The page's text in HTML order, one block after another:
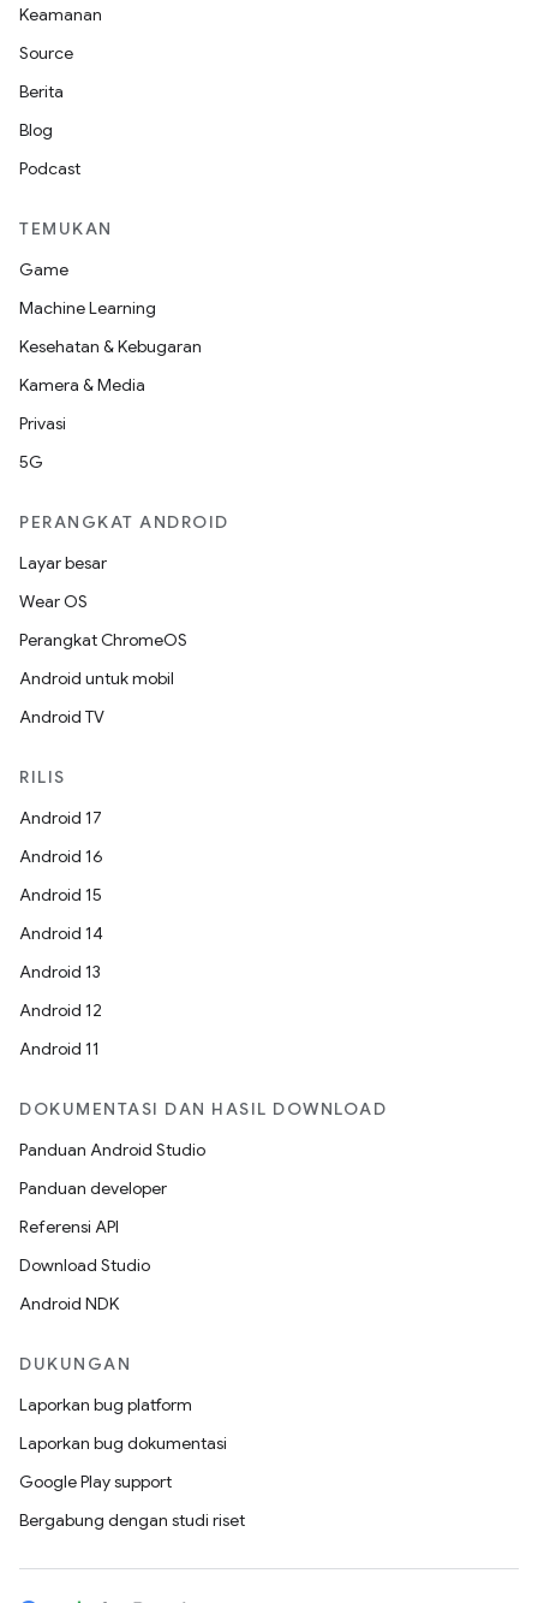
Keamanan
Source
Berita
Blog
Podcast
TEMUKAN
Game
Machine Learning
Kesehatan & Kebugaran
Kamera & Media
Privasi
5G
PERANGKAT ANDROID
Layar besar
Wear OS
Perangkat ChromeOS
Android untuk mobil
Android TV
RILIS
Android 17
Android 16
Android 15
Android 14
Android 13
Android 12
Android 11
DOKUMENTASI DAN HASIL DOWNLOAD
Panduan Android Studio
Panduan developer
Referensi API
Download Studio
Android NDK
DUKUNGAN
Laporkan bug platform
Laporkan bug dokumentasi
Google Play support
Bergabung dengan studi riset